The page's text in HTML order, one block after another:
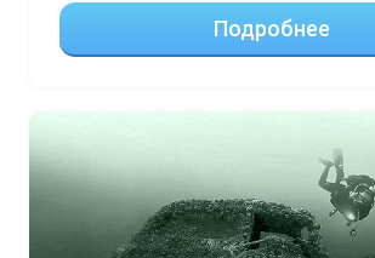
Подробнее